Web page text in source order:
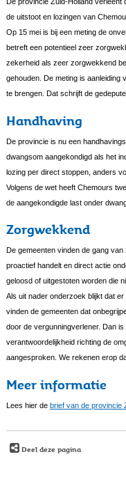
de uitstoot en lozingen van
Op 15 mei is bij een meting de
betreft een potentieel zeer
zekerheid als zeer zorgwekkend
gehouden. De meting is
te brengen. Dat schrijft de
Handhaving
De provincie is nu een
dwangsom aangekondigd als het
lozing per direct stoppen, anders
Volgens de wet heeft Chemours
de aangekondigde last onder
Zorgwekkend
De gemeenten vinden de gang
proactief handelt en direct actie
geloosd of uitgestoten worden die
Als uit nader onderzoek blijkt dat
vinden de gemeenten dat
door de vergunningverlener. Dan
verantwoordelijkheid richting de
aangesproken. We rekenen erop
Meer informatie
Lees hier de brief van de provincie
Deel deze pagina